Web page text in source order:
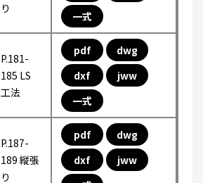
り
一式
P.181-
185 LS
工法
pdf
dwg
dxf
jww
一式
P.187-
189 縦張
り
pdf
dwg
dxf
jww